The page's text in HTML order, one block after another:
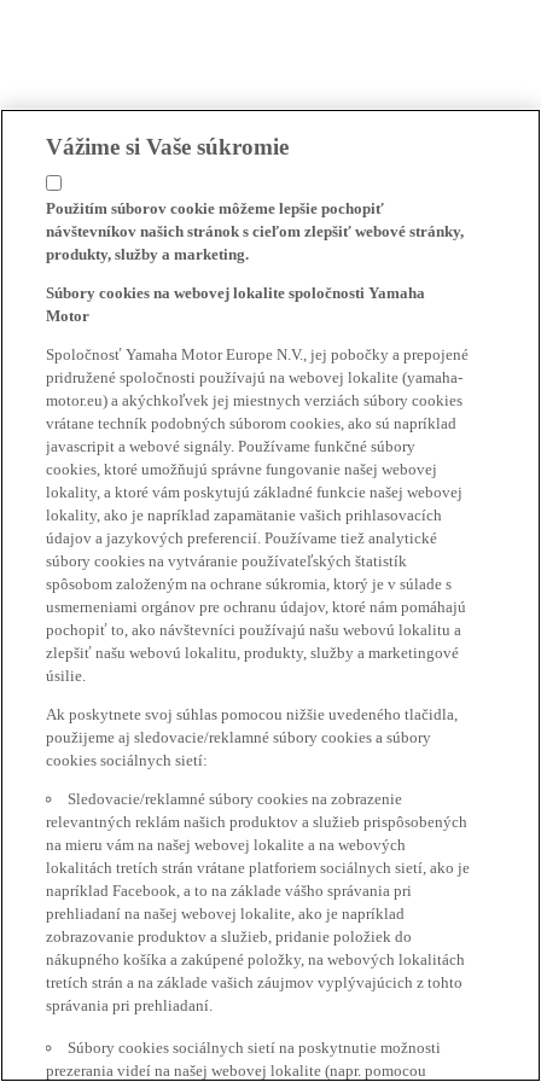
Vážime si Vaše súkromie
Použitím súborov cookie môžeme lepšie pochopiť
návštevníkov našich stránok s cieľom zlepšiť webové stránky,
produkty, služby a marketing.
Súbory cookies na webovej lokalite spoločnosti Yamaha
Motor
Spoločnosť Yamaha Motor Europe N.V., jej pobočky a prepojené
pridružené spoločnosti používajú na webovej lokalite (yamaha-
motor.eu) a akýchkoľvek jej miestnych verziách súbory cookies
vrátane techník podobných súborom cookies, ako sú napríklad
javascripit a webové signály. Používame funkčné súbory
cookies, ktoré umožňujú správne fungovanie našej webovej
lokality, a ktoré vám poskytujú základné funkcie našej webovej
lokality, ako je napríklad zapamätanie vašich prihlasovacích
údajov a jazykových preferencií. Používame tiež analytické
súbory cookies na vytváranie používateľských štatistík
spôsobom založeným na ochrane súkromia, ktorý je v súlade s
usmerneniami orgánov pre ochranu údajov, ktoré nám pomáhajú
pochopiť to, ako návštevníci používajú našu webovú lokalitu a
zlepšiť našu webovú lokalitu, produkty, služby a marketingové
úsilie.
Ak poskytnete svoj súhlas pomocou nižšie uvedeného tlačidla,
použijeme aj sledovacie/reklamné súbory cookies a súbory
cookies sociálnych sietí:
Sledovacie/reklamné súbory cookies na zobrazenie
relevantných reklám našich produktov a služieb prispôsobených
na mieru vám na našej webovej lokalite a na webových
lokalitách tretích strán vrátane platforiem sociálnych sietí, ako je
napríklad Facebook, a to na základe vášho správania pri
prehliadaní na našej webovej lokalite, ako je napríklad
zobrazovanie produktov a služieb, pridanie položiek do
nákupného košíka a zakúpené položky, na webových lokalitách
tretích strán a na základe vašich záujmov vyplývajúcich z tohto
správania pri prehliadaní.
Súbory cookies sociálnych sietí na poskytnutie možnosti
prezerania videí na našej webovej lokalite (napr. pomocou